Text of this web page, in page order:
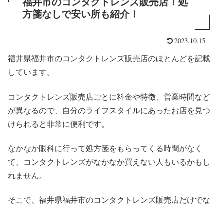
方箋なしで安い所も紹介！
2023.10.15
福井県福井市のコンタクトレンズ販売店のほとんどを記載
しています。
コンタクトレンズ販売店ごとに料金や特徴、営業時間など
が異なるので、自分のライフスタイルにあったお店を見つ
けられると非常に便利です。
なかなか眼科に行って処方箋をもらってくる時間がなく
て、コンタクトレンズがなかなか買えない人もいるかもし
れません。
そこで、福井県福井市のコンタクトレンズ販売店だけでな